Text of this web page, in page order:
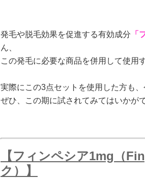
発毛や脱毛効果を促進する有効成分 「
ん、
この発毛に必要な商品を併用して使用
実際にこの3点セットを使用した方も
ぜひ、この期に試されてみてはいかが
【フィンペシア1mg（
ク）】